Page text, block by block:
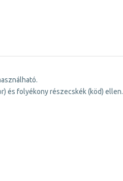
és folyékony részecskék (köd) ellen.